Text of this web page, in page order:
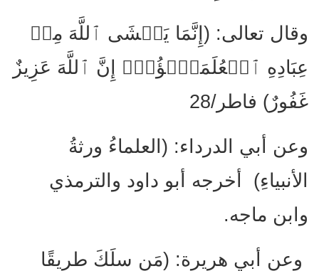
وقال تعالى: (إِنَّمَا یَخۡشَى ٱللَّهَ مِنۡ
عِبَادِهِ ٱلۡعُلَمَـٰۤؤُا۟ۗ إِنَّ ٱللَّهَ عَزِیزٌ
غَفُورٌ) فاطر/28
وعن أبي الدرداء: (العلماءُ ورثةُ
الأنبياءِ) أخرجه أبو داود والترمذي
وابن ماجه.
وعن أبي هريرة: (مَن سلَكَ طريقًا